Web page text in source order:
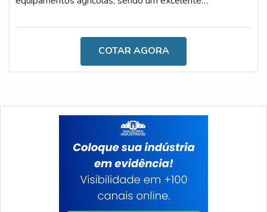
materiais altamente qualificados.AS PRINCIPAIS
PRODUTOAtualmente, para que o desenvolvimento das
tarefas seja feito de forma profissional, é importante
COTAR AGORA